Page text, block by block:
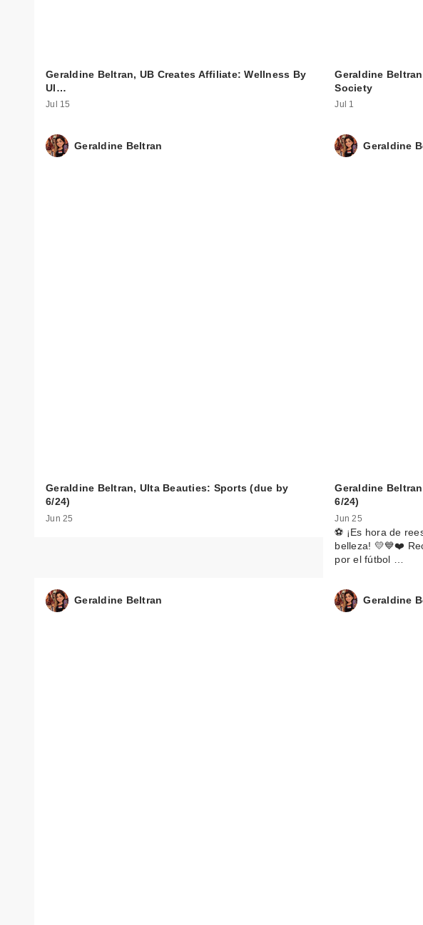
Geraldine Beltran, UB Creates Affiliate: Wellness By
Ul…
Jul 15
Geraldine
Society
Jul 1
Geraldine Beltran
Geraldine Beltran, Ulta Beauties: Sports (due by
6/24)
Jun 25
Geraldine
Geraldine
6/24)
Jun 25
⚽️ ¡Es hora de
belleza! 💛💙❤️
por el fútbol …
Geraldine Beltran Geraldine